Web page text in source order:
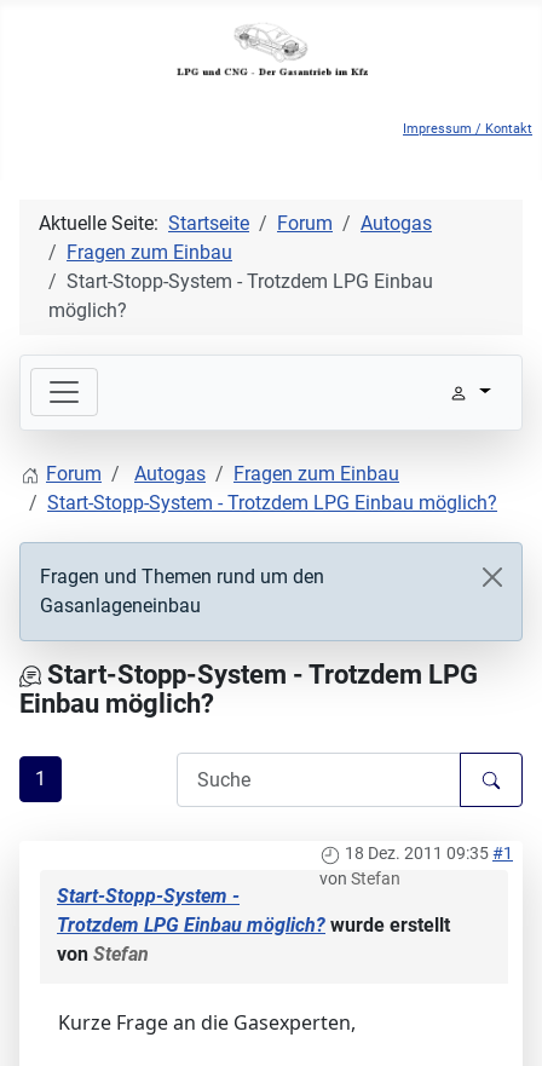
Impressum / Kontakt
Aktuelle Seite: Startseite Forum
Autogas
Fragen zum Einbau
Start-Stopp-System - Trotzdem LPG Einbau
möglich?
Forum Autogas
Fragen zum Einbau
Start-Stopp-System - Trotzdem LPG Einbau möglich?
Fragen und Themen rund um den
Gasanlageneinbau
Start-Stopp-System - Trotzdem LPG
Einbau möglich?
1
18 Dez. 2011 09:35#1
von Stefan
Start-Stopp-System -
Trotzdem LPG Einbau möglich? wurde erstellt
von Stefan
Kurze Frage an die Gasexperten,